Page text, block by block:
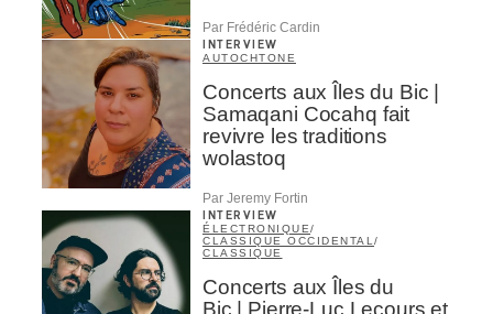
Par Frédéric Cardin
INTERVIEW
AUTOCHTONE
Concerts aux Îles du Bic |
Samaqani Cocahq fait
revivre les traditions
wolastoq
Par Jeremy Fortin
INTERVIEW
ÉLECTRONIQUE/
CLASSIQUE OCCIDENTAL /
CLASSIQUE
Concerts aux Îles du
Bic | Pierre-Luc Lecours et